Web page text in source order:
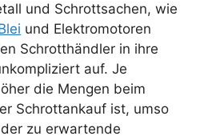
und Schrottsachen, wie
und Elektromotoren
Schrotthändler in ihre
auf. Je
die Mengen beim
Schrottankauf ist, umso
zu erwartende